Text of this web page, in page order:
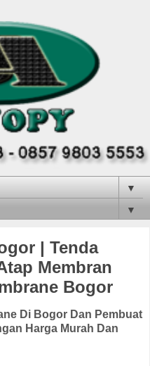
▼
▼
| Tenda
Membran
Bogor
Di Bogor Dan Pembuat
Harga Murah Dan